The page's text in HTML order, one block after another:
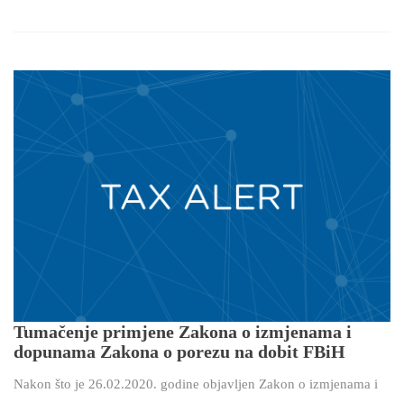
Tumačenje primjene Zakona o izmjenama i
dopunama Zakona o porezu na dobit FBiH
Nakon što je 26.02.2020. godine objavljen Zakon o izmjenama i